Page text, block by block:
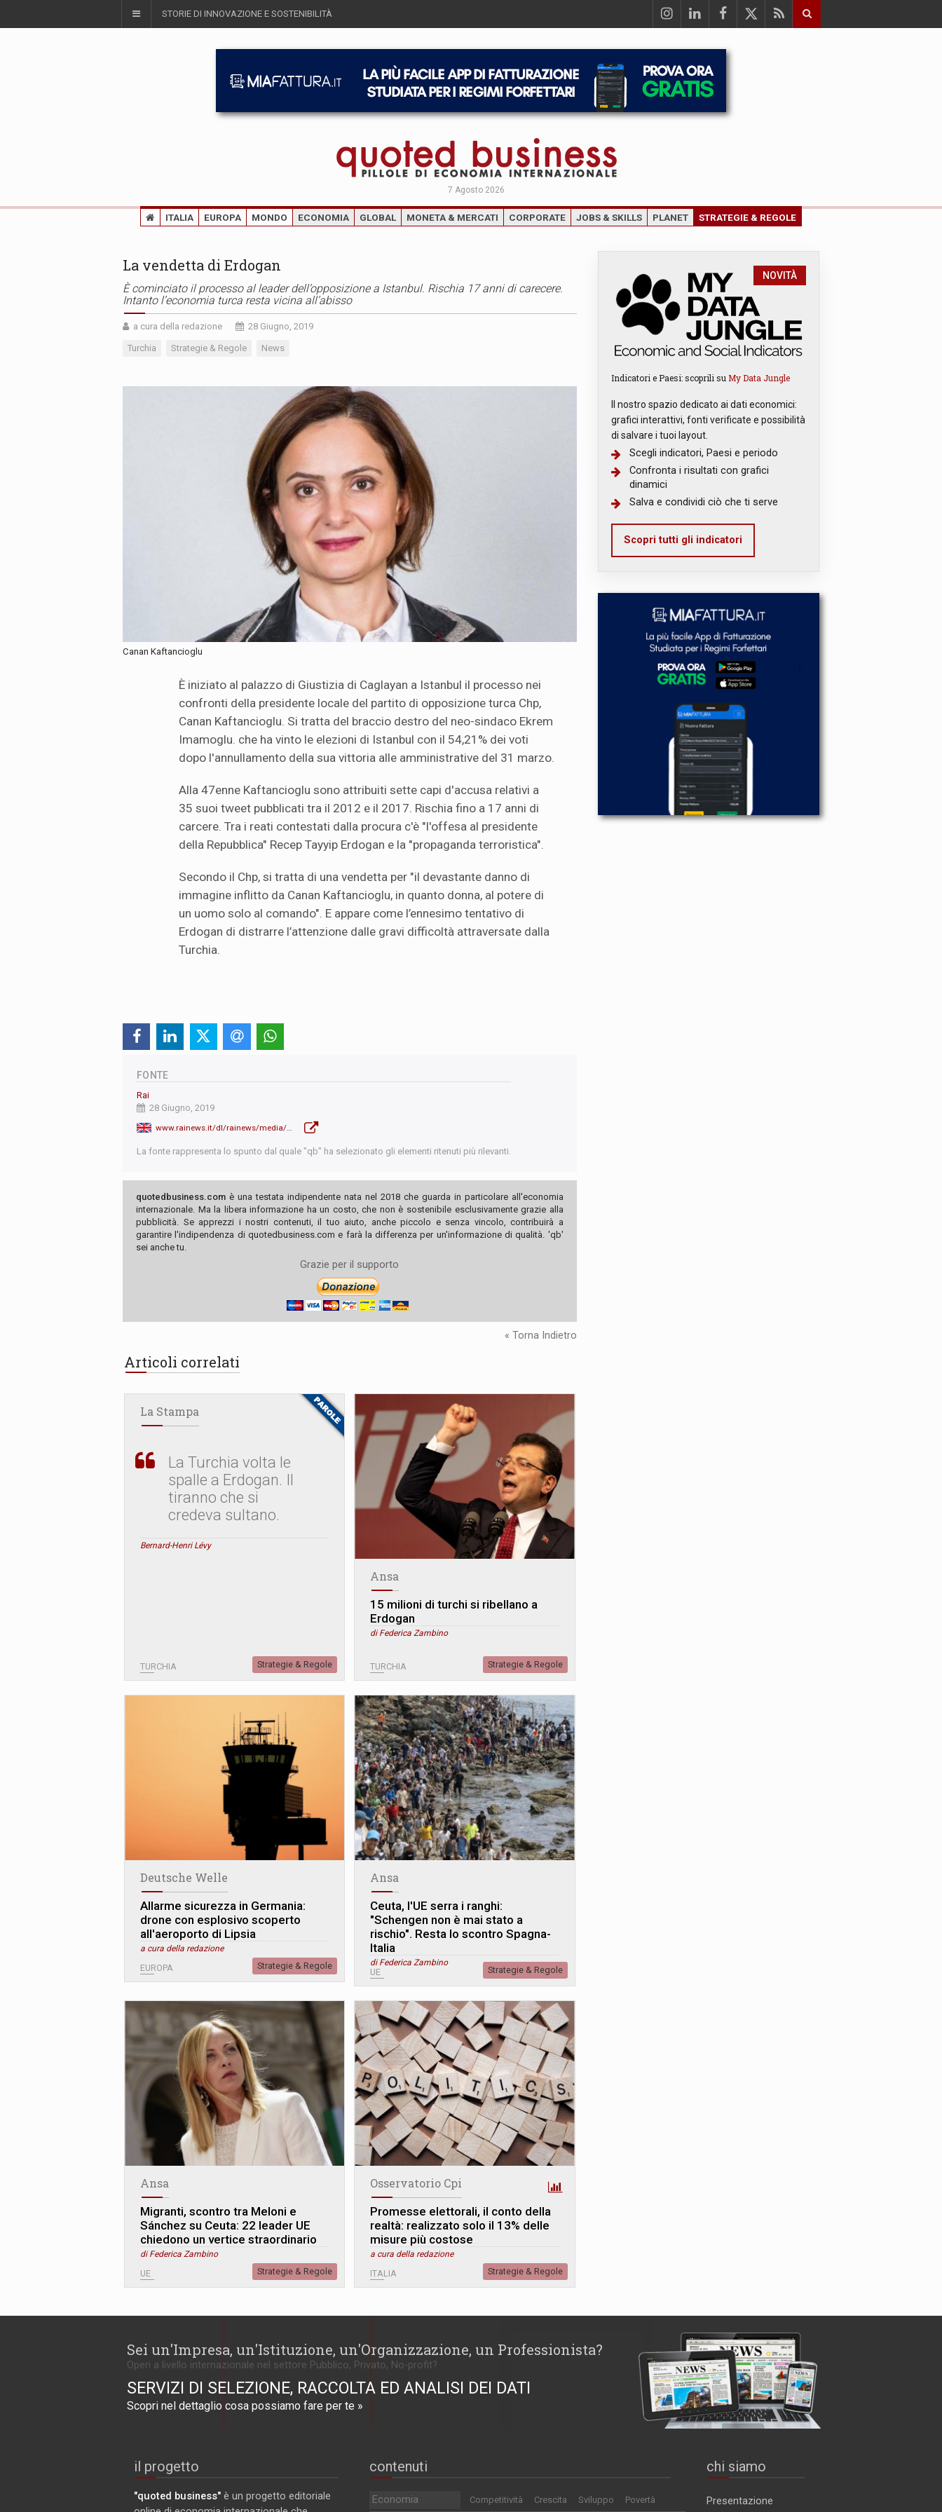
STORIE DI INNOVAZIONE E SOSTENIBILITÀ
7 Agosto 2026
ITALIA EUROPA MONDO ECONOMIA GLOBAL MONETA & MERCATI CORPORATE JOBS & SKILLS PLANET STRATEGIE & REGOLE
La vendetta di Erdogan
È cominciato il processo al leader dell’opposizione a Istanbul. Rischia 17 anni di carecere.
Intanto l’economia turca resta vicina all’abisso
a cura della redazione 28 Giugno, 2019
Turchia Strategie & Regole News
Canan Kaftancioglu
È iniziato al palazzo di Giustizia di Caglayan a Istanbul il processo nei
confronti della presidente locale del partito di opposizione turca Chp,
Canan Kaftancioglu. Si tratta del braccio destro del neo-sindaco Ekrem
Imamoglu. che ha vinto le elezioni di Istanbul con il 54,21% dei voti
dopo l'annullamento della sua vittoria alle amministrative del 31 marzo.
Alla 47enne Kaftancioglu sono attribuiti sette capi d'accusa relativi a
35 suoi tweet pubblicati tra il 2012 e il 2017. Rischia fino a 17 anni di
carcere. Tra i reati contestati dalla procura c'è "l'offesa al presidente
della Repubblica" Recep Tayyip Erdogan e la "propaganda terroristica".
Secondo il Chp, si tratta di una vendetta per "il devastante danno di
immagine inflitto da Canan Kaftancioglu, in quanto donna, al potere di
un uomo solo al comando". E appare come l’ennesimo tentativo di
Erdogan di distrarre l’attenzione dalle gravi difficoltà attraversate dalla
Turchia.
FONTE
Rai
28 Giugno, 2019
La fonte rappresenta lo spunto dal quale "qb" ha selezionato gli elementi ritenuti più rilevanti.
quotedbusiness.com è una testata indipendente nata nel 2018 che guarda in particolare all'economia
internazionale. Ma la libera informazione ha un costo, che non è sostenibile esclusivamente grazie alla
pubblicità. Se apprezzi i nostri contenuti, il tuo aiuto, anche piccolo e senza vincolo, contribuirà a
garantire l'indipendenza di quotedbusiness.com e farà la differenza per un'informazione di qualità. 'qb'
sei anche tu.
Grazie per il supporto
« Torna Indietro
Articoli correlati
La Stampa
La Turchia volta le
spalle a Erdogan. Il
tiranno che si
credeva sultano.
Bernard-Henri Lévy
TURCHIA Strategie & Regole
Ansa
15 milioni di turchi si ribellano a
Erdogan
di Federica Zambino
TURCHIA Strategie & Regole
Deutsche Welle
Allarme sicurezza in Germania:
drone con esplosivo scoperto
all'aeroporto di Lipsia
a cura della redazione
EUROPA Strategie & Regole
Ansa
Ceuta, l'UE serra i ranghi:
"Schengen non è mai stato a
rischio". Resta lo scontro Spagna-
Italia
di Federica Zambino
UE Strategie & Regole
Ansa
Migranti, scontro tra Meloni e
Sánchez su Ceuta: 22 leader UE
chiedono un vertice straordinario
di Federica Zambino
UE Strategie & Regole
Osservatorio Cpi
Promesse elettorali, il conto della
realtà: realizzato solo il 13% delle
misure più costose
a cura della redazione
ITALIA Strategie & Regole
NOVITÀ
Indicatori e Paesi: scoprili su My Data Jungle
Il nostro spazio dedicato ai dati economici:
grafici interattivi, fonti verificate e possibilità
di salvare i tuoi layout.
Scegli indicatori, Paesi e periodo
Confronta i risultati con grafici
dinamici
Salva e condividi ciò che ti serve
Scopri tutti gli indicatori
Sei un'Impresa, un'Istituzione, un'Organizzazione, un Professionista?
Operi a livello internazionale nel settore Pubblico, Privato, No-profit?
SERVIZI DI SELEZIONE, RACCOLTA ED ANALISI DEI DATI
Scopri nel dettaglio cosa possiamo fare per te »
il progetto
"quoted business" è un progetto editoriale
contenuti
Economia Competitività Crescita Sviluppo Povertà
chi siamo
Presentazione